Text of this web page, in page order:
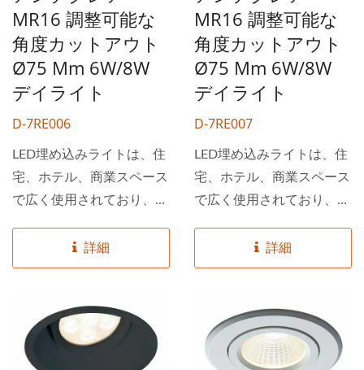
とができます。定期的に
5,000種類の照明器具を在
庫しており、低MOQと迅
べてを一箇所で見つけるこ
とができます。定期的に
5,000種類の照明器具を在
速な配送が可能です。
MR16 調整可能な
角度カットアウト
Ø75 Mm 6W/8W
デイライト
D-7RE006
LED埋め込みライトは、住
宅、ホテル、商業スペース
で広く使用されており、特
に適しています。反射防止
設計により、これらのライ
な空間を提供し、目の疲れ
を軽減し、視認性を向上さ
せます。 DANCELiGHTは
詳細
MR16 調整可能な
角度カットアウト
Ø75 Mm 6W/8W
デイライト
D-7RE007
LED埋め込みライトは、住
宅、ホテル、商業スペース
で広く使用されており、特
に適しています。反射防止
設計により、これらのライ
な空間を提供し、目の疲れ
を軽減し、視認性を向上さ
せます。 DANCELiGHTは
詳細